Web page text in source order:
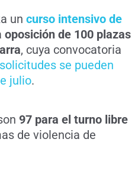
un curso intensivo de
oposición de 100 plazas
, cuya convocatoria
se pueden
julio.
97 para el turno libre
de violencia de